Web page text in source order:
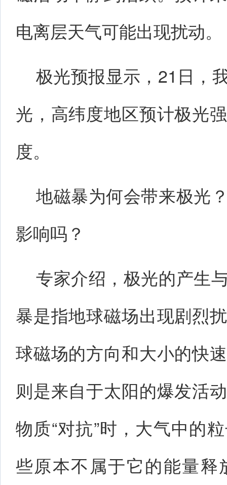
电离层天气可能出现扰动。
极光预报显示，21日，
光，高纬度地区预计极光
度。
地磁暴为何会带来极光
影响吗？
专家介绍，极光的产生
暴是指地球磁场出现剧烈
球磁场的方向和大小的快
则是来自于太阳的爆发活
物质“对抗”时，大气中的
些原本不属于它的能量